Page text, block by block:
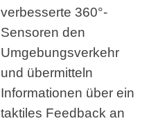
verbesserte 360°-
Sensoren den
Umgebungsverkehr
und übermitteln
Informationen über ein
taktiles Feedback an